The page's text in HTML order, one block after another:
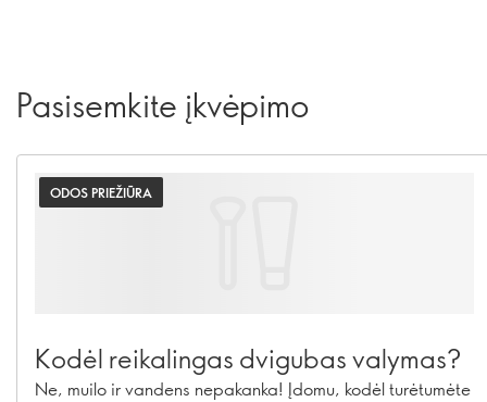
Pasisemkite įkvėpimo
ODOS PRIEŽIŪRA
Kodėl reikalingas dvigubas valymas?
Ne, muilo ir vandens nepakanka! Įdomu, kodėl turėtumėte